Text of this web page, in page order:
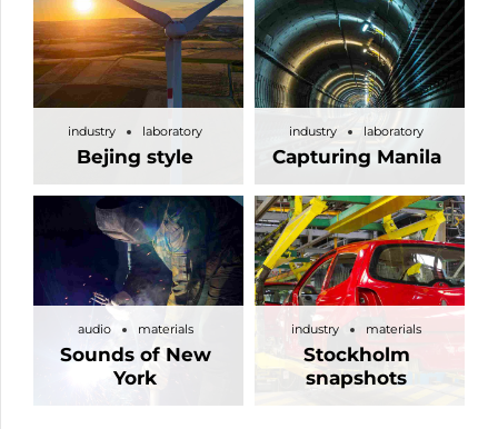
industry laboratory
Bejing style
industry laboratory
Capturing Manila
audio materials
Sounds of New
York
industry materials
Stockholm
snapshots